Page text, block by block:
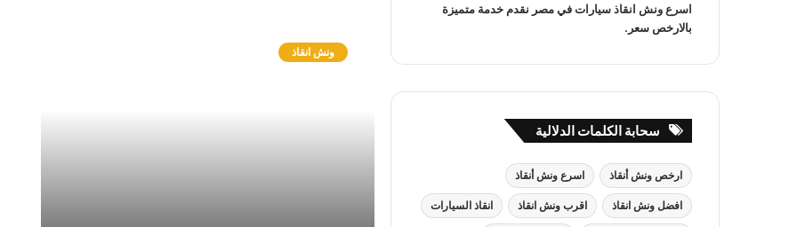
ونش انقاذ
اسرع ونش انقاذ سياراتفي مصر نقدم خدمة متميزة
بالارخص سعر.
سحابة الكلمات الدلالية
ارخص ونش أنقاذ اسرع ونش أنقاذ
افضل ونش انقاذ اقرب ونش انقاذ انقاذ السيارات